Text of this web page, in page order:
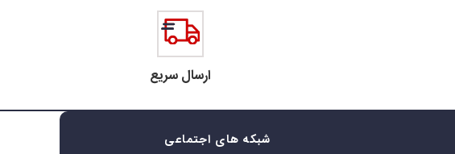
ارسال سریع
شبکه های اجتماعی